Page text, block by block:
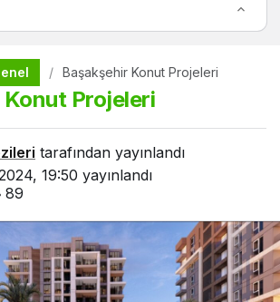
Başakşehir Konut Projeleri
Projeleri
tarafından yayınlandı
19:50 yayınlandı
89